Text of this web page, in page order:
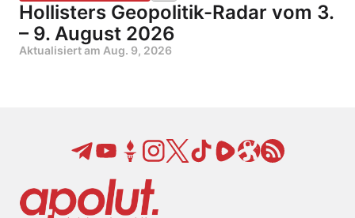
Hollisters Geopolitik-Radar vom 3.
– 9. August 2026
Aktualisiert am Aug. 9, 2026